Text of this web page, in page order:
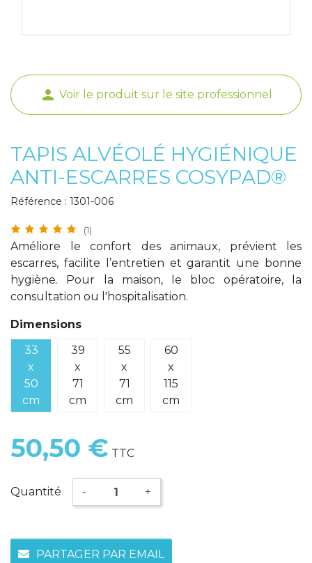
person Voir le produit sur le site professionnel
TAPIS ALVÉOLÉ HYGIÉNIQUE
ANTI-ESCARRES COSYPAD®
Référence : 1301-006
(1)
Améliore le confort des animaux, prévient les
escarres, facilite l’entretien et garantit une bonne
hygiène. Pour la maison, le bloc opératoire, la
consultation ou l'hospitalisation.
Dimensions
33
x
50
cm
39
x
71
cm
55
x
71
cm
60
x
115
cm
50,50 € TTC
Quantité - +
PARTAGER PAR EMAIL